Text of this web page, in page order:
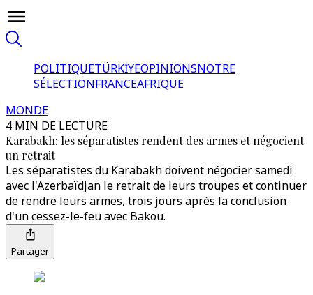
POLITIQUETÜRKİYEOPINIONSNOTRE
SÉLECTIONFRANCEAFRIQUE
MONDE
4 MIN DE LECTURE
Karabakh: les séparatistes rendent des armes et négocient
un retrait
Les séparatistes du Karabakh doivent négocier samedi
avec l'Azerbaïdjan le retrait de leurs troupes et continuer
de rendre leurs armes, trois jours après la conclusion
d'un cessez-le-feu avec Bakou.
Partager